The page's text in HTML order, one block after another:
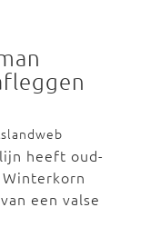
heeft oud-
een valse